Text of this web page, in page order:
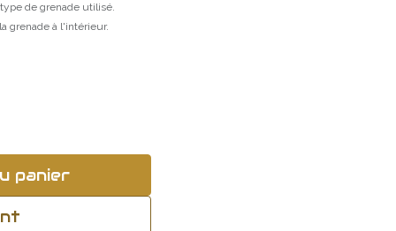
de grenade utilisé.
grenade à l'intérieur.
panier